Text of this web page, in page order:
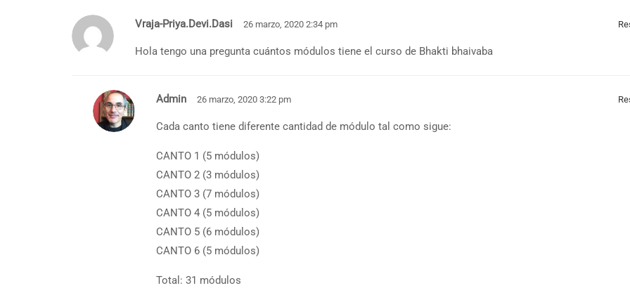
Vraja-Priya.devi.dasi 26 marzo, 2020 2:34 pm
Hola tengo una pregunta cuántos módulos tiene el curso de Bhakti bhaivaba
Admin 26 marzo, 2020 3:22 pm
Cada canto tiene diferente cantidad de módulo tal como sigue:
CANTO 1 (5 módulos)
CANTO 2 (3 módulos)
CANTO 3 (7 módulos)
CANTO 4 (5 módulos)
CANTO 5 (6 módulos)
CANTO 6 (5 módulos)
Total: 31 módulos